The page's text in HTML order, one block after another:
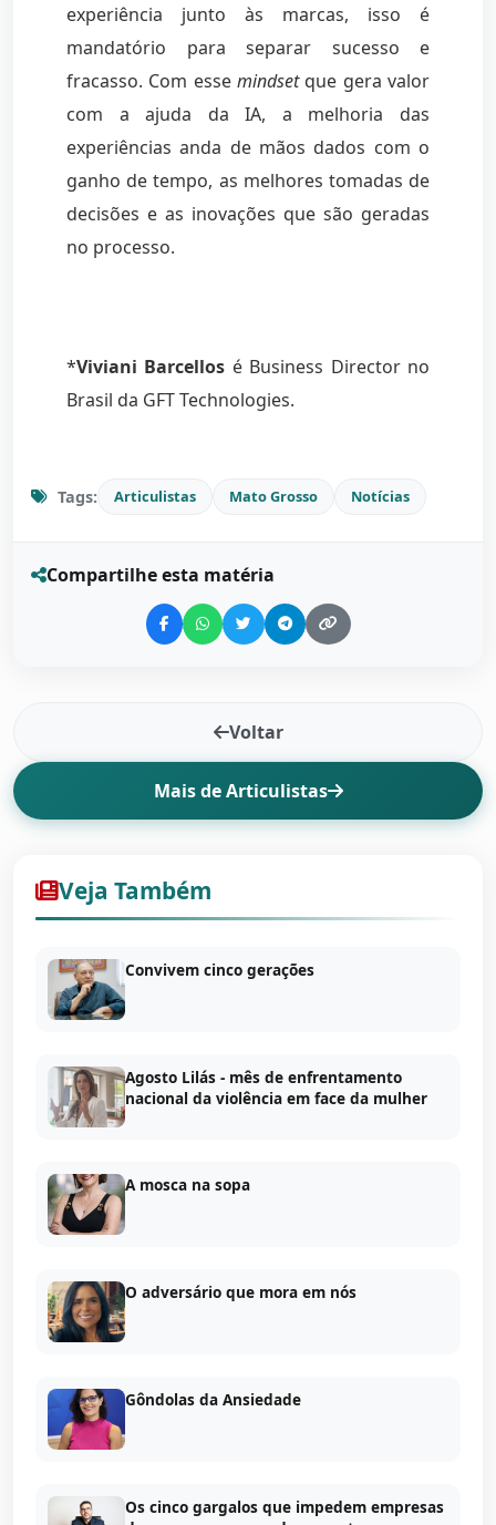
experiência junto às marcas, isso é
mandatório para separar sucesso e
fracasso. Com esse mindsetque gera valor
com a ajuda da IA, a melhoria das
experiências anda de mãos dados com o
ganho de tempo, as melhores tomadas de
decisões e as inovações que são geradas
no processo.
*Viviani Barcellos é Business Director no
Brasil da GFT Technologies.
Tags: Articulistas Mato Grosso Notícias
Compartilhe esta matéria
Voltar
Mais de Articulistas
Veja Também
Convivem cinco gerações
Agosto Lilás - mês de enfrentamento
nacional da violência em face da mulher
A mosca na sopa
O adversário que mora em nós
Gôndolas da Ansiedade
Os cinco gargalos que impedem empresas